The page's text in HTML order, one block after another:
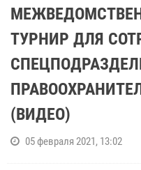
ТУРНИР ДЛЯ
(ВИДЕО)
05 февраля 2021, 13:02